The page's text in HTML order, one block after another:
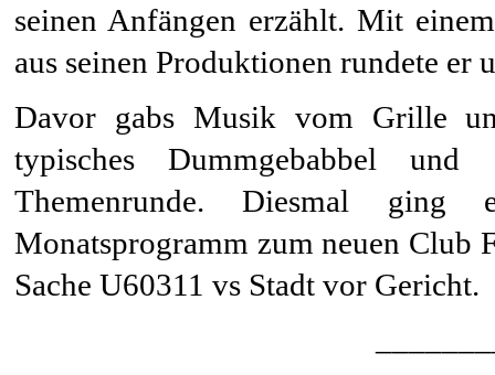
seinen Anfängen erzählt. Mit
aus seinen Produktionen rundete er
Davor gabs Musik vom Grille
typisches Dummgebabbel
Themenrunde. Diesmal
Monatsprogramm zum neuen Club
Sache U60311 vs Stadt vor Gericht.